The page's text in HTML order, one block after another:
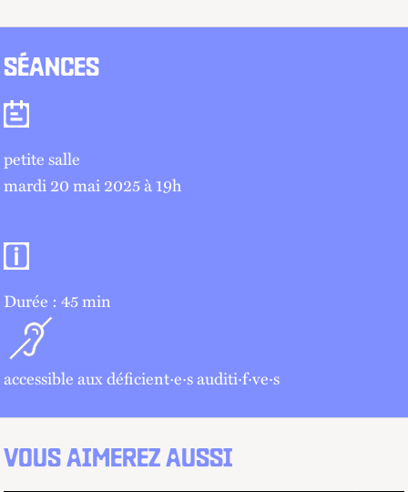
SÉANCES
Séances
petite salle
mardi 20 mai 2025 à 19h
Informations pratiques
Durée : 45 min
accessible aux déficient·e·s auditi·f·ve·s
VOUS AIMEREZ AUSSI